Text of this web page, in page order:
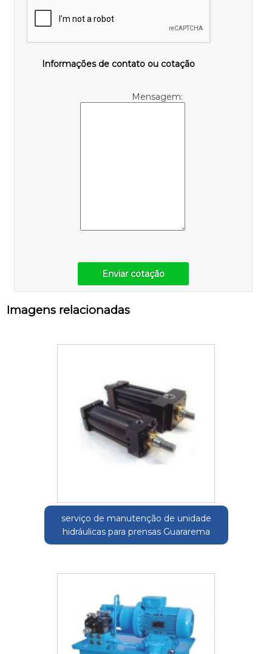
Informações de contato ou cotação
Mensagem:
Enviar cotação
Imagens relacionadas
serviço de manutenção de unidade
hidráulicas para prensas Guararema